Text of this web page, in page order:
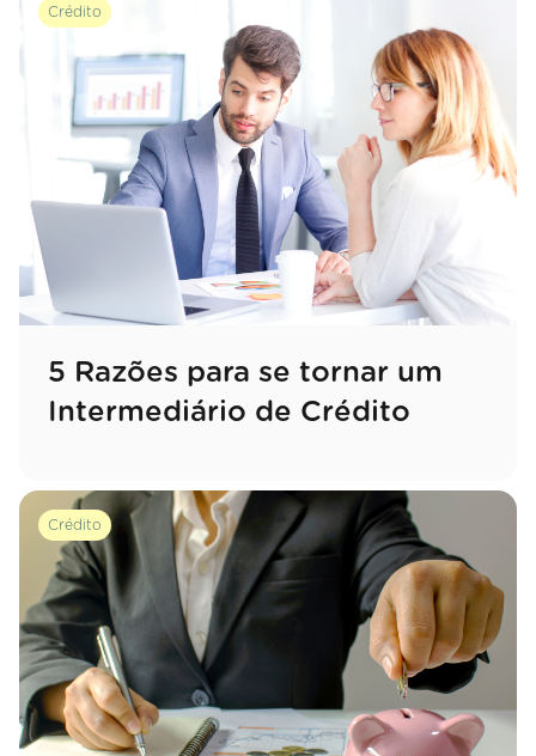
Crédito
5 Razões para se tornar um
Intermediário de Crédito
Crédito